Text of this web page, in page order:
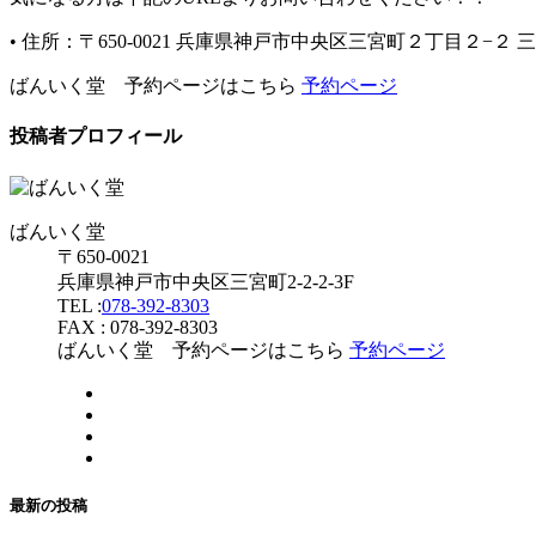
• 住所：〒650-0021 兵庫県神戸市中央区三宮町２丁目２−２
ばんいく堂 予約ページはこちら 予約ページ
投稿者プロフィール
ばんいく堂
〒650-0021
兵庫県神戸市中央区三宮町2-2-2-3F
TEL :078-392-8303
FAX : 078-392-8303
ばんいく堂 予約ページはこちら 予約ページ
最新の投稿